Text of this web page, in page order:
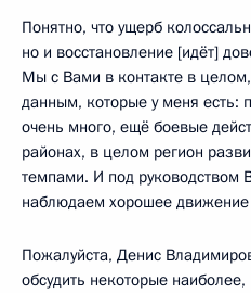
Понятно, что ущерб
но и восстановление [идёт]
Мы с Вами в контакте в
данным, которые у меня есть:
очень много, ещё боевые
районах, в целом регион
темпами. И под
наблюдаем хорошее движение
Пожалуйста, Денис
обсудить некоторые